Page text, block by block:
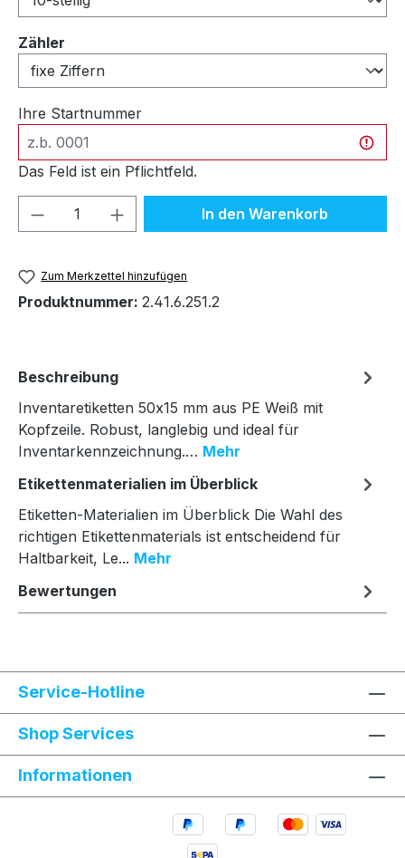
Zähler
Ihre Startnummer
Das Feld ist ein Pflichtfeld.
Produkt Anzahl: Gib denIn den Warenkorb
Zum Merkzettel hinzufügen
Produktnummer: 2.41.6.251.2
Beschreibung
Inventaretiketten 50x15 mm aus PE Weiß mit
Kopfzeile. Robust, langlebig und ideal für
Inventarkennzeichnung.… Mehr
Etikettenmaterialien im Überblick
Etiketten-Materialien im Überblick Die Wahl des
richtigen Etikettenmaterials ist entscheidend für
Haltbarkeit, Le... Mehr
Bewertungen
Service-Hotline
Shop Services
Informationen